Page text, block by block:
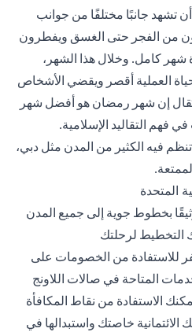
تشهد جانبًا مختلفًا من جوانب
من الفجر حتى الغسق ويفطرون
كامل. وخلال هذا الشهر،
العملية أقصر ويقضي الأشخاص
إن شهر رمضان هو أفضل شهر
فهم التقاليد الإسلامية.
فيه الكثير من المدن مثل دبي،
المتحدة
بخطوط جوية إلى جميع المدن
التخطيط لرحلتك
للاستفادة من الخصومات على
المتاحة في صالات اللاونج
الاستفادة من نقاط المكافأة
الائتمانية خاصتك واستبدالها في